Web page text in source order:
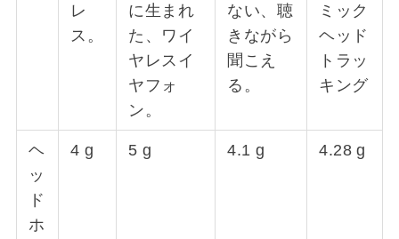
レ
ス。
に生まれ
た、ワイ
ヤレスイ
ヤフォ
ン。
ない、聴
きながら
聞こえ
る。
ミック
ヘッド
トラッ
キング
ヘ
ッ
ド
ホ
4 g 5 g 4.1 g 4.28 g